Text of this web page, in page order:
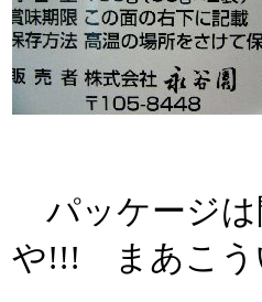
パッケージは
や!!! まあこう